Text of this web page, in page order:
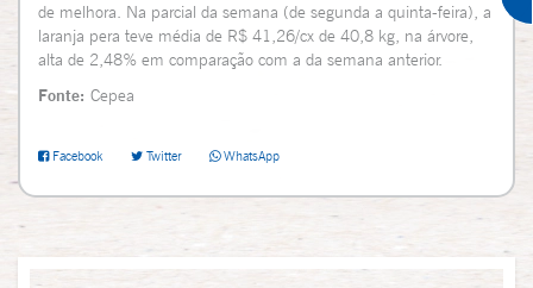
de melhora. Na parcial da semana (de segunda a quinta-feira), a
laranja pera teve média de R$ 41,26/cx de 40,8 kg, na árvore,
alta de 2,48% em comparação com a da semana anterior.
Fonte: Cepea
Facebook Twitter WhatsApp